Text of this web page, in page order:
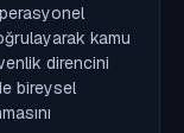
kamu
direncini
bireysel